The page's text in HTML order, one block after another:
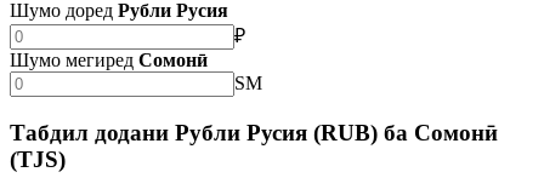
Шумо доред Рубли Русия
₽
Шумо мегиред Сомонӣ
SM
Табдил додани Рубли Русия (RUB) ба Сомонӣ
(TJS)